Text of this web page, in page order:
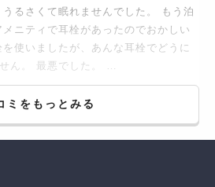
るさくて眠れませんでした。 もう泊
ニティで耳栓があったのでおかしい
使いましたが、あんな耳栓でどうに
ん。 最悪でした。 …
ミをもっとみる